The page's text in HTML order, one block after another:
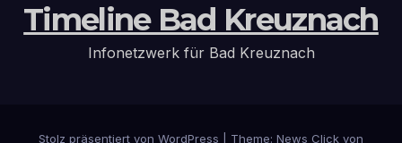
Timeline Bad Kreuznach
Infonetzwerk für Bad Kreuznach
Stolz präsentiert von WordPress Theme: News Click von